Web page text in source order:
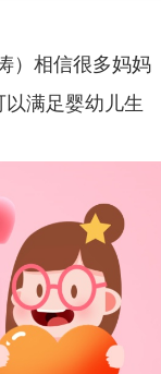
）相信很多妈妈
满足婴幼儿生